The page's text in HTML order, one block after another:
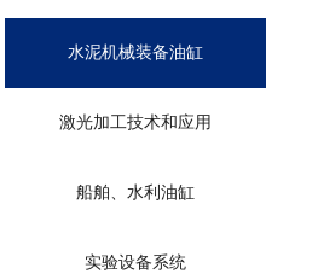
水泥机械装备油缸
激光加工技术和应用
船舶、水利油缸
实验设备系统